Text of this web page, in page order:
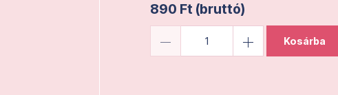
890 Ft (bruttó)
Kosárba